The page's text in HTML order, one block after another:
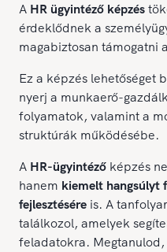
A HR ügyintéző képzés
érdeklődnek a
magabiztosan támogatni
Ez a képzés lehetőséget
nyerj a munkaerő-
folyamatok, valamint a
struktúrák működésébe.
A HR-ügyintéző képzés
hanem kiemelt hangsúlyt
fejlesztésére is. A
találkozol, amelyek
feladatokra.